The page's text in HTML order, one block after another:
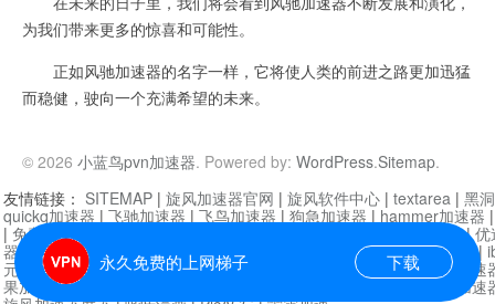
为我们带来更多的惊喜和可能性。
正如风驰加速器的名字一样，它将使人类的前进之路更加迅猛
而稳健，驶向一个充满希望的未来。
© 2026 小蓝鸟pvn加速器. Powered by: WordPress.Sitemap.
永久免费的上网梯子 下载
友情链接： SITEMAP | 旋风加速器官网 | 旋风软件中心 | textarea | 黑
quickq加速器 | 飞驰加速器 | 飞鸟加速器 | 狗急加速器 | hammer加速器
| 免费vqn加速外网 迷雾通|优
器| 快柠檬加速器 |黑洞加速 |falemon 快橙加速器|anycast加速器 |
元机场加速器 |一元机场|老王加速器 | 白石山|
小牛加速
果加速器|黑洞加速
芒果加速